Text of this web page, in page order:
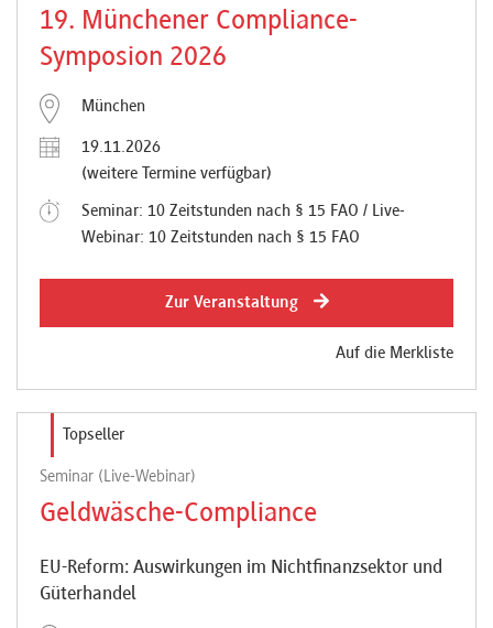
19. Münchener Compliance-
Symposion 2026
München
19.11.2026
(weitere Termine verfügbar)
Seminar: 10 Zeitstunden nach § 15 FAO / Live-
Webinar: 10 Zeitstunden nach § 15 FAO
Zur Veranstaltung
Auf die Merkliste
Topseller
Seminar (Live-Webinar)
Geldwäsche-Compliance
EU-Reform: Auswirkungen im Nichtfinanzsektor und
Güterhandel